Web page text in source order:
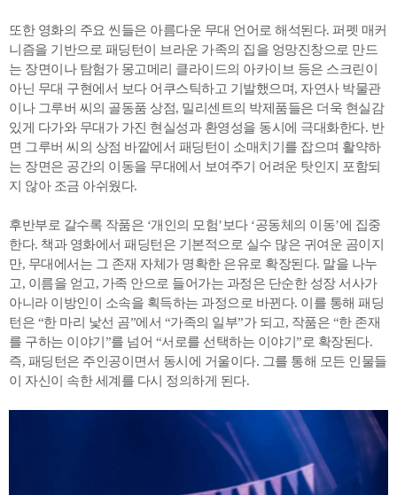
또한 영화의 주요 씬들은 아름다운 무대 언어로 해석된다. 퍼펫 매커
니즘을 기반으로 패딩턴이 브라운 가족의 집을 엉망진창으로 만드
는 장면이나 탐험가 몽고메리 클라이드의 아카이브 등은 스크린이
아닌 무대 구현에서 보다 어쿠스틱하고 기발했으며, 자연사 박물관
이나 그루버 씨의 골동품 상점, 밀리센트의 박제품들은 더욱 현실감
있게 다가와 무대가 가진 현실성과 환영성을 동시에 극대화한다. 반
면 그루버 씨의 상점 바깥에서 패딩턴이 소매치기를 잡으며 활약하
는 장면은 공간의 이동을 무대에서 보여주기 어려운 탓인지 포함되
지 않아 조금 아쉬웠다.
후반부로 갈수록 작품은 ‘개인의 모험’보다 ‘공동체의 이동’에 집중
한다. 책과 영화에서 패딩턴은 기본적으로 실수 많은 귀여운 곰이지
만, 무대에서는 그 존재 자체가 명확한 은유로 확장된다. 말을 나누
고, 이름을 얻고, 가족 안으로 들어가는 과정은 단순한 성장 서사가
아니라 이방인이 소속을 획득하는 과정으로 바뀐다. 이를 통해 패딩
턴은 “한 마리 낯선 곰”에서 “가족의 일부”가 되고, 작품은 “한 존재
를 구하는 이야기”를 넘어 “서로를 선택하는 이야기”로 확장된다.
즉, 패딩턴은 주인공이면서 동시에 거울이다. 그를 통해 모든 인물들
이 자신이 속한 세계를 다시 정의하게 된다.